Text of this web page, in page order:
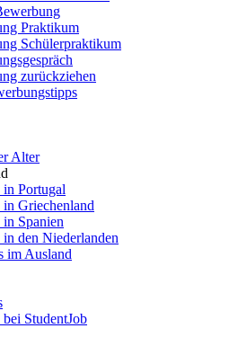
Praktikum
Schülerpraktikum
zurückziehen
Alter
Portugal
Griechenland
Spanien
den Niederlanden
im Ausland
StudentJob